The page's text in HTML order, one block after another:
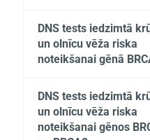
DNS tests iedzimtā
un olnīcu vēža riska
noteikšanai gēnā
DNS tests iedzimtā
un olnīcu vēža riska
noteikšanai gēnos